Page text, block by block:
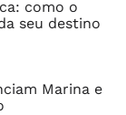
como o
seu destino
Marina e